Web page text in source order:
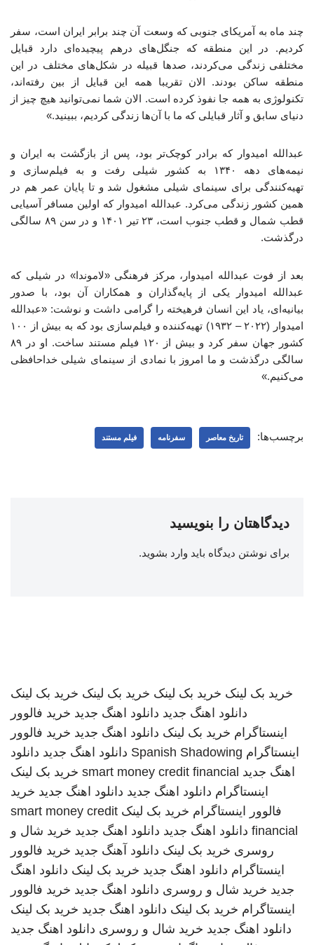
چند ماه به آمریکای جنوبی که وسعت آن چند برابر ایران است، سفر
کردیم. در این منطقه که جنگل‌های درهم پیچیده‌ای دارد قبایل
مختلفی زندگی می‌کردند، صدها قبیله در شکل‌های مختلف در این
منطقه ساکن بودند. الان تقریبا همه‌ این قبایل از بین رفته‌اند،
تکنولوژی به همه جا نفوذ کرده است. الان شما نمی‌توانید هیچ‌ چیز از
دنیای سابق و آثار قبایلی که ما با آن‌ها زندگی کردیم، ببینید.»
عبدالله امیدوار که برادر کوچک‌تر بود، پس از بازگشت به ایران و
نیمه‌های دهه ۱۳۴۰ به کشور شیلی رفت و به فیلم‌سازی و
تهیه‌کنندگی برای سینمای شیلی مشغول شد و تا پایان عمر هم در
همین کشور زندگی می‌کرد. عبدالله امیدوار که اولین مسافر آسیایی
قطب شمال و قطب جنوب است، ۲۳ تیر ۱۴۰۱ و در سن ۸۹ سالگی
درگذشت.
بعد از فوت عبدالله امیدوار، مرکز فرهنگی «لاموندا» در شیلی که
عبدالله امیدوار یکی از پایه‌گذاران و همکاران آن بود، با صدور
بیانیه‌ای، یاد این انسان فرهیخته را گرامی داشت و نوشت: «عبدالله
امیدوار (۲۰۲۲ – ۱۹۳۲) تهیه‌کننده و فیلم‌سازی بود که به بیش از ۱۰۰
کشور جهان سفر کرد و بیش از ۱۲۰ فیلم مستند ساخت. او در ۸۹
سالگی درگذشت و ما امروز با نمادی از سینمای شیلی خداحافظی
می‌کنیم.»
برچسب‌ها: تاریخ معاصر سفرنامه فیلم مستند
دیدگاهتان را بنویسید
برای نوشتن دیدگاه باید وارد بشوید.
خرید بک لینک خرید بک لینک خرید بک لینک خرید بک لینک
دانلود اهنگ جدید دانلود اهنگ جدید خرید فالوور
اینستاگرام خرید بک لینک دانلود اهنگ جدید خرید فالوور
اینستاگرام Spanish Shadowing دانلود اهنگ جدید دانلود
اهنگ جدید smart money credit financial خرید بک لینک
اینستاگرام دانلود اهنگ جدید دانلود اهنگ جدید خرید
فالوور اینستاگرام خرید بک لینک smart money credit
financial دانلود اهنگ جدید دانلود اهنگ جدید خرید شال و
روسری خرید بک لینک دانلود آهنگ جدید خرید فالوور
اینستاگرام دانلود اهنگ جدید خرید بک لینک دانلود اهنگ
جدید خرید شال و روسری دانلود اهنگ جدید خرید فالوور
اینستاگرام خرید بک لینک دانلود اهنگ جدید خرید بک لینک
دانلود اهنگ جدید خرید شال و روسری دانلود اهنگ جدید